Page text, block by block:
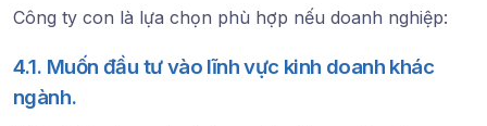
Công ty con là lựa chọn phù hợp nếu doanh nghiệp:
4.1. Muốn đầu tư vào lĩnh vực kinh doanh khác
ngành.